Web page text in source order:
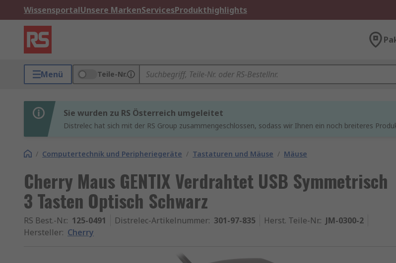
WissensportalUnsere MarkenServicesProdukthighlights
Menü Teile-Nr.
Sie wurden zu RS Österreich umgeleitet
Distrelec hat sich mit der RS Group zusammengeschlossen, sodass wir Ihnen ein noch breiteres
/ Computertechnik und Peripheriegeräte / Tastaturen und Mäuse / Mäuse
Cherry Maus GENTIX Verdrahtet USB Symmetrisch
3 Tasten Optisch Schwarz
RS Best.-Nr.: 125-0491 Distrelec-Artikelnummer: 301-97-835 Herst. Teile-Nr.: JM-0300-2
Hersteller: Cherry